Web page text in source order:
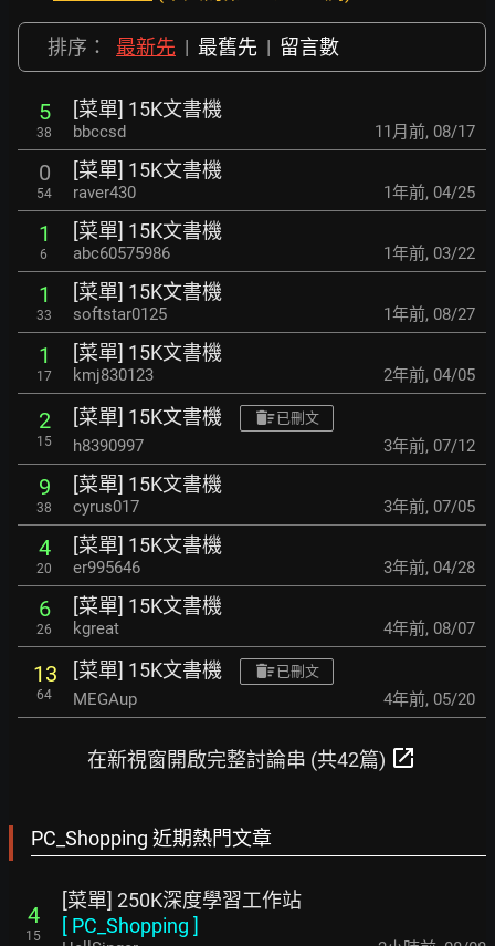
排序： 最新先 | 最舊先 | 留言數
5
38
[菜單] 15K文書機
bbccsd 11月前, 08/17
0
54
[菜單] 15K文書機
raver430 1年前, 04/25
1
6
[菜單] 15K文書機
abc60575986 1年前, 03/22
1
33
[菜單] 15K文書機
softstar0125 1年前, 08/27
1
17
[菜單] 15K文書機
kmj830123 2年前, 04/05
2
15
[菜單] 15K文書機 已刪文
h8390997 3年前, 07/12
9
38
[菜單] 15K文書機
cyrus017 3年前, 07/05
4
20
[菜單] 15K文書機
er995646 3年前, 04/28
6
26
[菜單] 15K文書機
kgreat 4年前, 08/07
13
64
[菜單] 15K文書機 已刪文
MEGAup 4年前, 05/20
在新視窗開啟完整討論串 (共42篇) open_in_new
PC_Shopping 近期熱門文章
4
15
[菜單] 250K深度學習工作站
[ PC_Shopping ]